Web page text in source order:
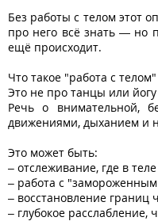
Без работы с телом этот
про него всё знать — но
ещё происходит.
Что такое "работа с
Это не про танцы или
Речь о внимательной,
движениями, дыханием и
Это может быть:
– отслеживание, где в
– работа с
– восстановление границ
– глубокое расслабление,